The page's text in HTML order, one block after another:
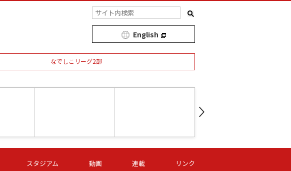
English
なでしこリーグ2部
第16節 09/06 (日) 15:00 第16節 09/06 (日) 15:00
スタジアム 動画 連載 リンク